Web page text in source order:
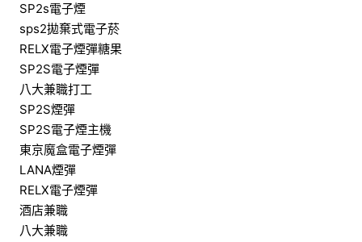
SP2s電子煙
sps2拋棄式電子菸
RELX電子煙彈糖果
SP2S電子煙彈
八大兼職打工
SP2S煙彈
SP2S電子煙主機
東京魔盒電子煙彈
LANA煙彈
RELX電子煙彈
酒店兼職
八大兼職